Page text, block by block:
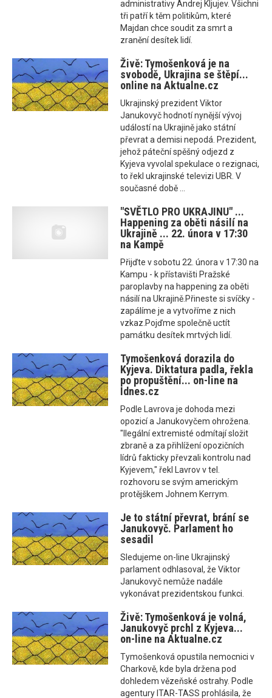
administrativy Andrej Kljujev. Všichni
tři patří k těm politikům, které
Majdan chce soudit za smrt a
zranění desítek lidí.
Živě: Tymošenková je na
svobodě, Ukrajina se štěpí...
online na Aktualne.cz
Ukrajinský prezident Viktor
Janukovyč hodnotí nynější vývoj
událostí na Ukrajině jako státní
převrat a demisi nepodá. Prezident,
jehož páteční spěšný odjezd z
Kyjeva vyvolal spekulace o rezignaci,
to řekl ukrajinské televizi UBR. V
současné době ...
"SVĚTLO PRO UKRAJINU" ...
Happening za oběti násilí na
Ukrajině ... 22. února v 17:30
na Kampě
Přijďte v sobotu 22. února v 17:30 na
Kampu - k přístavišti Pražské
paroplavby na happening za oběti
násilí na Ukrajině.Přineste si svíčky -
zapálíme je a vytvoříme z nich
vzkaz.Pojďme společně uctít
památku desítek mrtvých lidí.
Tymošenková dorazila do
Kyjeva. Diktatura padla, řekla
po propuštění... on-line na
Idnes.cz
Podle Lavrova je dohoda mezi
opozicí a Janukovyčem ohrožena.
"Ilegální extremisté odmítají složit
zbraně a za přihlížení opozičních
lídrů fakticky převzali kontrolu nad
Kyjevem," řekl Lavrov v tel.
rozhovoru se svým americkým
protějškem Johnem Kerrym.
Je to státní převrat, brání se
Janukovyč. Parlament ho
sesadil
Sledujeme on-line Ukrajinský
parlament odhlasoval, že Viktor
Janukovyč nemůže nadále
vykonávat prezidentskou funkci.
Živě: Tymošenková je volná,
Janukovyč prchl z Kyjeva...
on-line na Aktualne.cz
Tymošenková opustila nemocnici v
Charkově, kde byla držena pod
dohledem vězeňské ostrahy. Podle
agentury ITAR-TASS prohlásila, že